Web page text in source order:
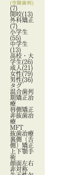
(空隙歯列)
(7)
開咬(13)
外科矯正
(7)
小学生
(55)
中学生
(13)
高校・大
学生(26)
成人 (21)
女性(79)
男性(36)
タグ
混合歯列
期矯正治
療
唇側矯正
非抜歯治
療
MFT
抜歯治療
裏側（舌
側）矯正
上下顎手
術
顔面左右
非対称